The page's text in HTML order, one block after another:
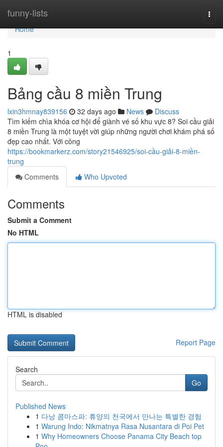
funny-lists
Home
Home
1
Bảng cầu 8 miền Trung
lxin3hmnay839156 32 days ago News
Discuss
Tìm kiếm chìa khóa cơ hội để giành vé số khu vực 8? Soi cầu giải
8 miền Trung là một tuyệt vời giúp những người chơi khám phá số
đẹp cao nhất. Với công
https://bookmarkerz.com/story21546925/soi-cầu-giải-8-miền-
trung
Comments
Who Upvoted
Comments
Submit a Comment
No HTML
HTML is disabled
Report Page
Search
Go
Published News
1 다낭 콤마스파: 휴양의 천국에서 만나는 특별한 경험
1 Warung Indo: Nikmatnya Rasa Nusantara di Poi Pet
1 Why Homeowners Choose Panama City Beach top